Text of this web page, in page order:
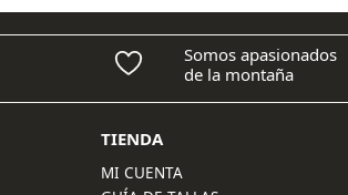
Somos apasionados
de la montaña
TIENDA
MI CUENTA